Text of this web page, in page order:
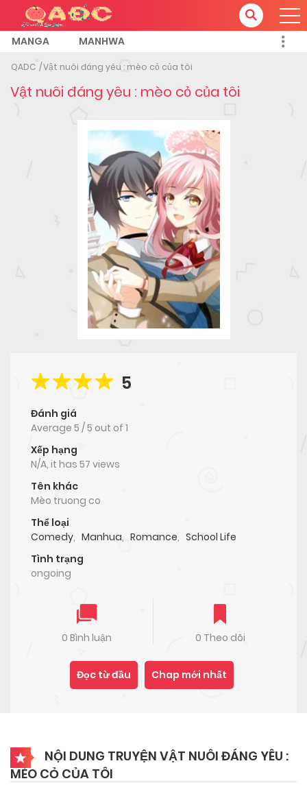
MANGA MANHWA
QADC Vật nuôi đáng yêu : mèo cỏ của tôi
Vật nuôi đáng yêu : mèo cỏ của tôi
5
Đánh giá
Average 5 /5 out of 1
Xếp hạng
N/A, it has 57 views
Tên khác
Mèo truong co
Thể loại
Comedy, Manhua, Romance, School Life
Tình trạng
ongoing
0 Bình luận 0 Theo dõi
Đọc từ đầu Chap mới nhất
NỘI DUNG TRUYỆN VẬT NUÔI ĐÁNG YÊU :
MÈO CỎ CỦA TÔI